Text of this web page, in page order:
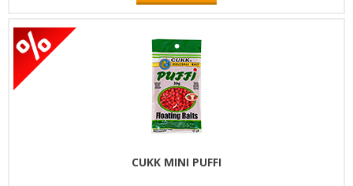
CUKK MINI PUFFI